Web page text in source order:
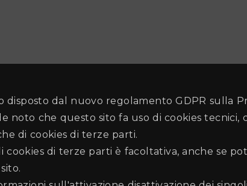
disposto dal nuovo regolamento GDPR sulla
noto che questo sito fa uso di cookies
di cookies di terze parti.
cookies di terze parti è facoltativa, anche se